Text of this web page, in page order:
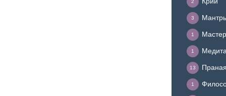
2
3
1
1
13
1